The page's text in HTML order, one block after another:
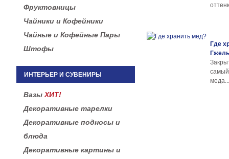
Фруктовницы
Чайники и Кофейники
Чайные и Кофейные Пары
Штофы
ИНТЕРЬЕР И СУВЕНИРЫ
Вазы ХИТ!
Декоративные тарелки
Декоративные подносы и
блюда
Декоративные картины и
Где
Гжель
меда...